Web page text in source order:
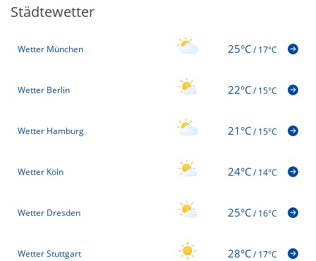
Städtewetter
Wetter München 25°C/17°C
Wetter Berlin 22°C/15°C
Wetter Hamburg 21°C/15°C
Wetter Köln 24°C/14°C
Wetter Dresden 25°C/16°C
Wetter Stuttgart 28°C/17°C